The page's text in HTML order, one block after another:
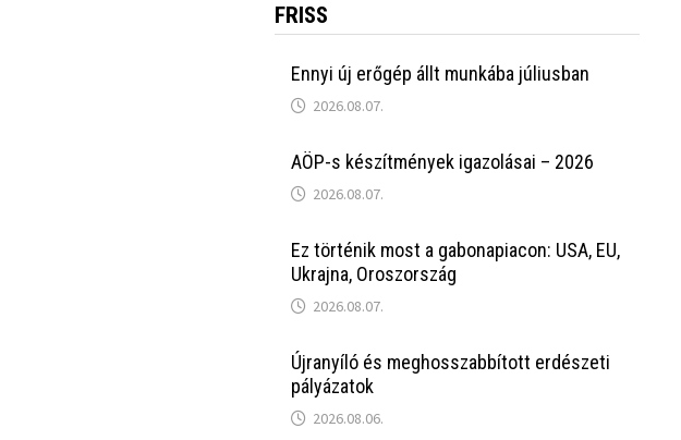
FRISS
Ennyi új erőgép állt munkába júliusban
2026.08.07.
AÖP-s készítmények igazolásai – 2026
2026.08.07.
Ez történik most a gabonapiacon: USA, EU,
Ukrajna, Oroszország
2026.08.07.
Újranyíló és meghosszabbított erdészeti
pályázatok
2026.08.06.